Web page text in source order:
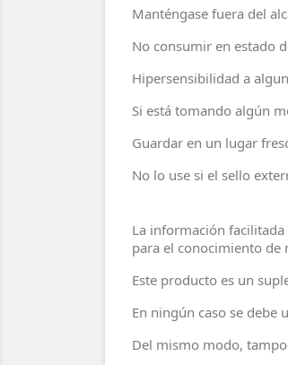
Manténgase fuera del
No consumir en estado
Hipersensibilidad a
Si está tomando algún
Guardar en un lugar
No lo use si el sello
La información
para el conocimiento
Este producto es un
En ningún caso se
Del mismo modo,